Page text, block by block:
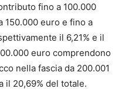
fino a 100.000
150.000 euro e fino a
il 6,21% e il
euro comprendono
nella fascia da 200.001
il 20,69% del totale.